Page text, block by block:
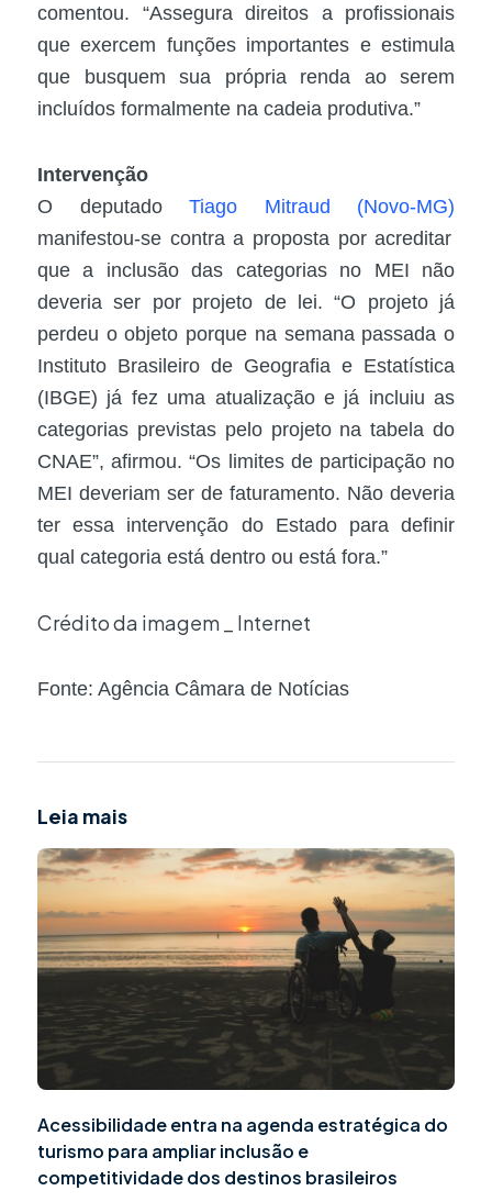
comentou. “Assegura direitos a profissionais
que exercem funções importantes e estimula
que busquem sua própria renda ao serem
incluídos formalmente na cadeia produtiva.”
Intervenção
O deputado Tiago Mitraud (Novo-MG)
manifestou-se contra a proposta por acreditar
que a inclusão das categorias no MEI não
deveria ser por projeto de lei. “O projeto já
perdeu o objeto porque na semana passada o
Instituto Brasileiro de Geografia e Estatística
(IBGE) já fez uma atualização e já incluiu as
categorias previstas pelo projeto na tabela do
CNAE”, afirmou. “Os limites de participação no
MEI deveriam ser de faturamento. Não deveria
ter essa intervenção do Estado para definir
qual categoria está dentro ou está fora.”
Crédito da imagem _ Internet
Fonte: Agência Câmara de Notícias
Leia mais
Acessibilidade entra na agenda estratégica do
turismo para ampliar inclusão e
competitividade dos destinos brasileiros